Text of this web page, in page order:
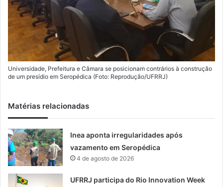
Universidade, Prefeitura e Câmara se posicionam contrários à construção
de um presídio em Seropédica (Foto: Reprodução/UFRRJ)
Matérias relacionadas
Inea aponta irregularidades após
vazamento em Seropédica
4 de agosto de 2026
UFRRJ participa do Rio Innovation Week